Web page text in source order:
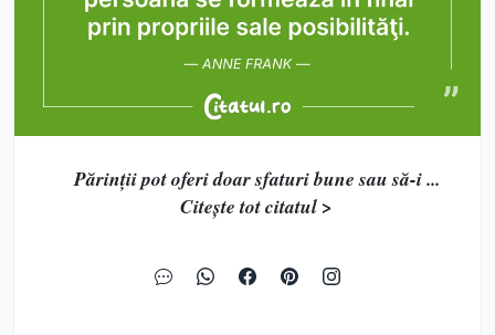
Părinţii pot oferi doar sfaturi bune sau să-i ...
Citește tot citatul >